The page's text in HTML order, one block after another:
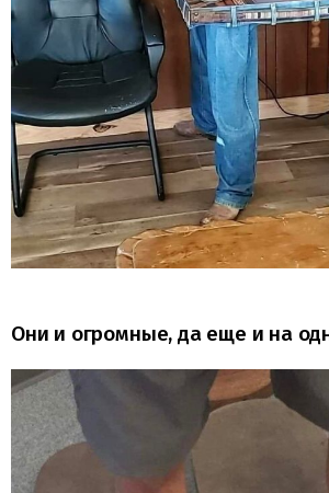
Они и огромные, да еще и на